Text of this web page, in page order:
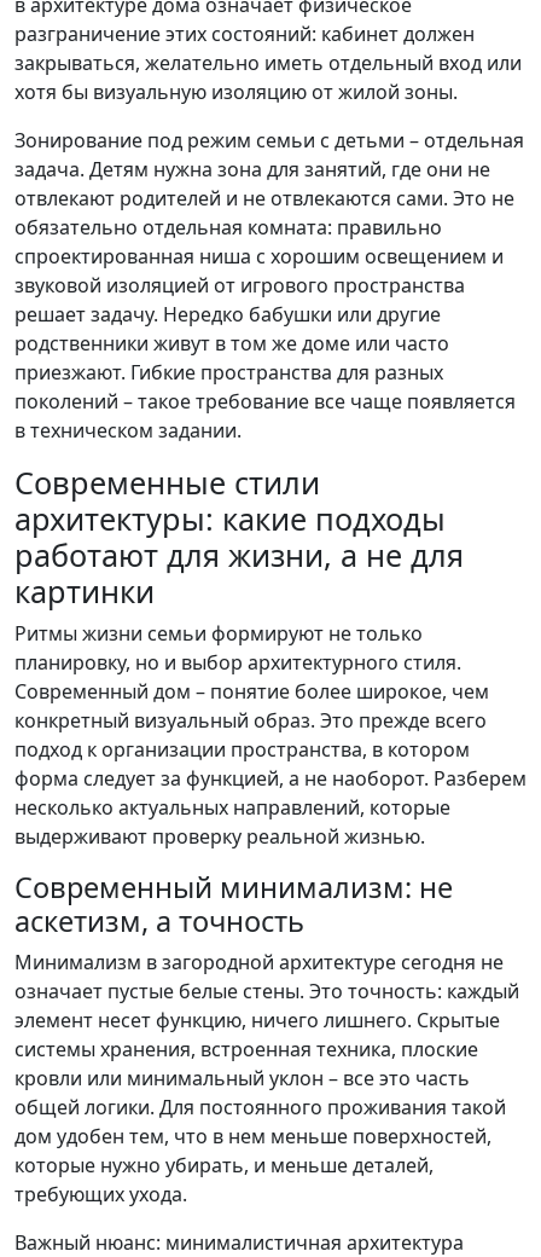
разграничение этих состояний: кабинет должен
закрываться, желательно иметь отдельный вход или
хотя бы визуальную изоляцию от жилой зоны.
Зонирование под режим семьи с детьми – отдельная
задача. Детям нужна зона для занятий, где они не
отвлекают родителей и не отвлекаются сами. Это не
обязательно отдельная комната: правильно
спроектированная ниша с хорошим освещением и
звуковой изоляцией от игрового пространства
решает задачу. Нередко бабушки или другие
родственники живут в том же доме или часто
приезжают. Гибкие пространства для разных
поколений – такое требование все чаще появляется
в техническом задании.
Современные стили
архитектуры: какие подходы
работают для жизни, а не для
картинки
Ритмы жизни семьи формируют не только
планировку, но и выбор архитектурного стиля.
Современный дом – понятие более широкое, чем
конкретный визуальный образ. Это прежде всего
подход к организации пространства, в котором
форма следует за функцией, а не наоборот. Разберем
несколько актуальных направлений, которые
выдерживают проверку реальной жизнью.
Современный минимализм: не
аскетизм, а точность
Минимализм в загородной архитектуре сегодня не
означает пустые белые стены. Это точность: каждый
элемент несет функцию, ничего лишнего. Скрытые
системы хранения, встроенная техника, плоские
кровли или минимальный уклон – все это часть
общей логики. Для постоянного проживания такой
дом удобен тем, что в нем меньше поверхностей,
которые нужно убирать, и меньше деталей,
требующих ухода.
Важный нюанс: минималистичная архитектура